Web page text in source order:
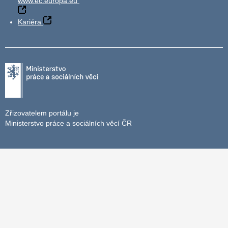
Kariéra
Zřizovatelem portálu je
Ministerstvo práce a sociálních věcí ČR